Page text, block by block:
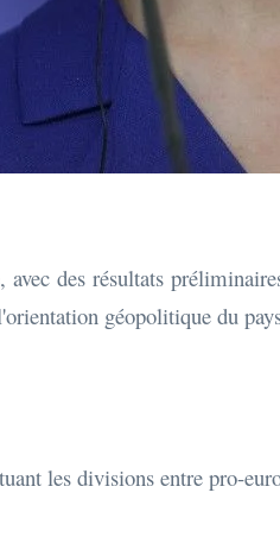
des résultats
géopolitique du
les divisions entre pro-